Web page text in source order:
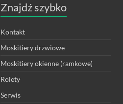
Znajdź szybko
Kontakt
Moskitiery drzwiowe
Moskitiery okienne (ramkowe)
Rolety
Serwis